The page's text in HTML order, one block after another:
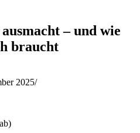
– und wie
braucht
2025